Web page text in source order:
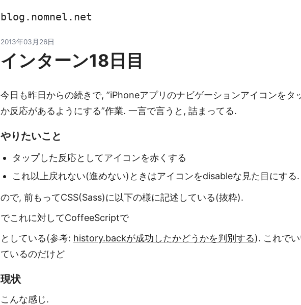
blog.nomnel.net
2013年03月26日
インターン18日目
今日も昨日からの続きで, ”iPhoneアプリのナビゲーションアイコンをタ
か反応があるようにする”作業. 一言で言うと, 詰まってる.
やりたいこと
タップした反応としてアイコンを赤くする
これ以上戻れない(進めない)ときはアイコンをdisableな見た目にする.
ので, 前もってCSS(Sass)に以下の様に記述している(抜粋).
でこれに対してCoffeeScriptで
としている(参考: history.backが成功したかどうかを判別する). これで
ているのだけど
現状
こんな感じ.